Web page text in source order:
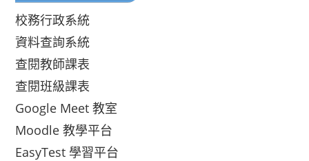
校務行政系統
資料查詢系統
查閱教師課表
查閱班級課表
Google Meet 教室
Moodle 教學平台
EasyTest 學習平台